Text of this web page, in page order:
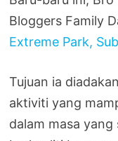
Bloggers Family
Extreme Park,
Tujuan ia
aktiviti yang
dalam masa